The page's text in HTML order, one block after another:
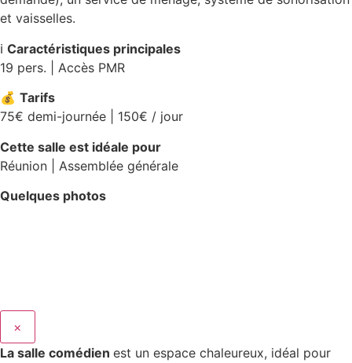
et vaisselles.
ℹ️ Caractéristiques principales
19 pers. | Accès PMR
💰 Tarifs
75€ demi-journée | 150€ / jour
Cette salle est idéale pour
Réunion | Assemblée générale
Quelques photos
×
La salle comédien est un espace chaleureux, idéal pour